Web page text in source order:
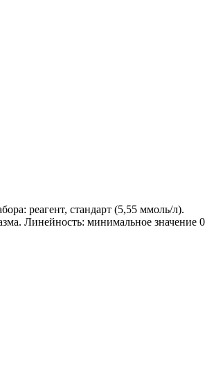
реагент, стандарт (5,55 ммоль/л).
Линейность: минимальное значение 0